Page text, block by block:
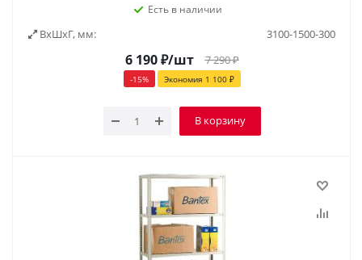
Есть в наличии
ВxШxГ, мм: 3100-1500-300
6 190₽/шт 7 290₽
-15% Экономия 1 100₽
В корзину